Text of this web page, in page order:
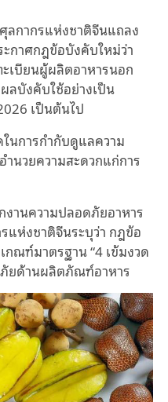
ลกากรแห่งชาติจีนแถลง
กาศกฎข้อบังคับใหม่ว่า
เบียนผู้ผลิตอาหารนอก
ลบังคับใช้อย่างเป็น
เป็นต้นไป
นการกำกับดูแลความ
นวยความสะดวกแก่การ
งานความปลอดภัยอาหาร
แห่งชาติจีนระบุว่า กฎข้อ
ณฑ์มาตรฐาน “4 เข้มงวด
ยด้านผลิตภัณฑ์อาหาร